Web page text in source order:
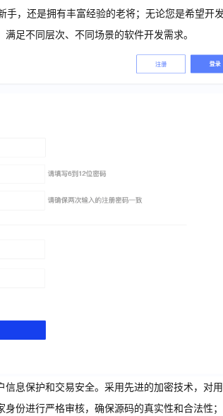
，还是拥有丰富经验的老将；无论您是希望开
足不同层次、不同场景的软件开发需求。
息保护和交易安全。采用先进的加密技术，对
份进行严格审核，确保源码的真实性和合法性